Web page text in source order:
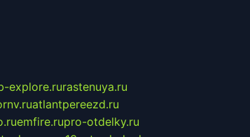
explore.rurastenuya.ru
atlantpereezd.ru
emfire.rupro-otdelky.ru